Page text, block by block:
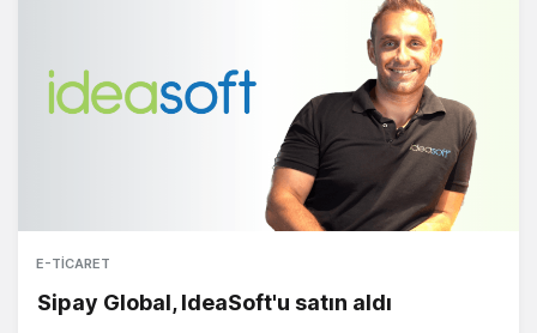
E-TICARET
Sipay Global, IdeaSoft'u satın aldı